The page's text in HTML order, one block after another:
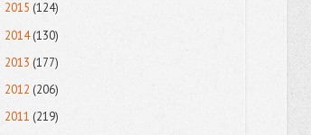
2015 (124)
2014(130)
2013 (177)
2012 (206)
2011 (219)